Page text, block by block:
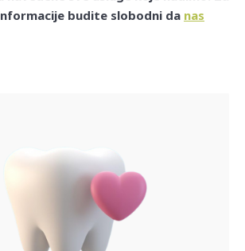
budite slobodni da nas